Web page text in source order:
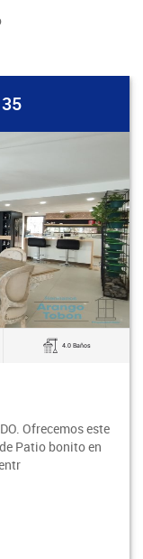
4.0 Baños
Ofrecemos este
Patio bonito en